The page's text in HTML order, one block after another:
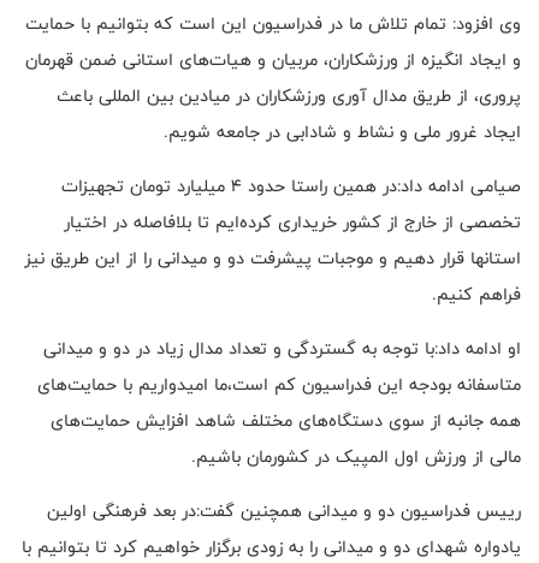
وی افزود: تمام تلاش ما در فدراسیون این است که بتوانیم با حمایت
و ایجاد انگیزه از ورزشکاران، مربیان و هیات‌های استانی ضمن قهرمان
پروری، از طریق مدال آوری ورزشکاران در میادین بین المللی باعث
ایجاد غرور ملی و نشاط و شادابی در جامعه شویم.
صیامی ادامه داد:در همین راستا حدود ۴ میلیارد تومان تجهیزات
تخصصی از خارج از کشور خریداری کرده‌ایم تا بلافاصله در اختیار
استانها قرار دهیم و موجبات پیشرفت دو و میدانی را از این طریق نیز
فراهم کنیم.
او ادامه داد:با توجه به گستردگی و تعداد مدال زیاد در دو و میدانی
متاسفانه بودجه این فدراسیون کم است،ما امیدواریم با حمایت‌های
همه جانبه از سوی دستگاه‌های مختلف شاهد افزایش حمایت‌های
مالی از ورزش اول المپیک در کشورمان باشیم.
رییس فدراسیون دو و میدانی همچنین گفت:در بعد فرهنگی اولین
یادواره شهدای دو و میدانی را به زودی برگزار خواهیم کرد تا بتوانیم با